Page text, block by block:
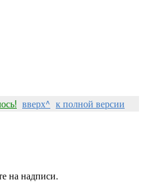
вверх^ к полной версии
на надписи.